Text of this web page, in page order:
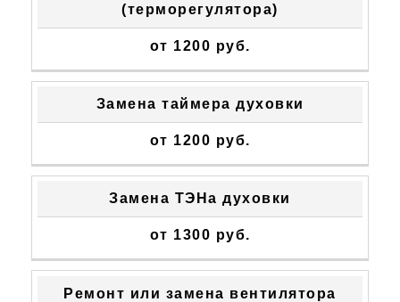
(терморегулятора)
от 1200 руб.
Замена таймера духовки
от 1200 руб.
Замена ТЭНа духовки
от 1300 руб.
Ремонт или замена вентилятора